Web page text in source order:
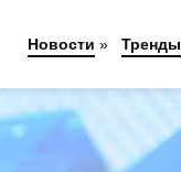
Новости » Тренды